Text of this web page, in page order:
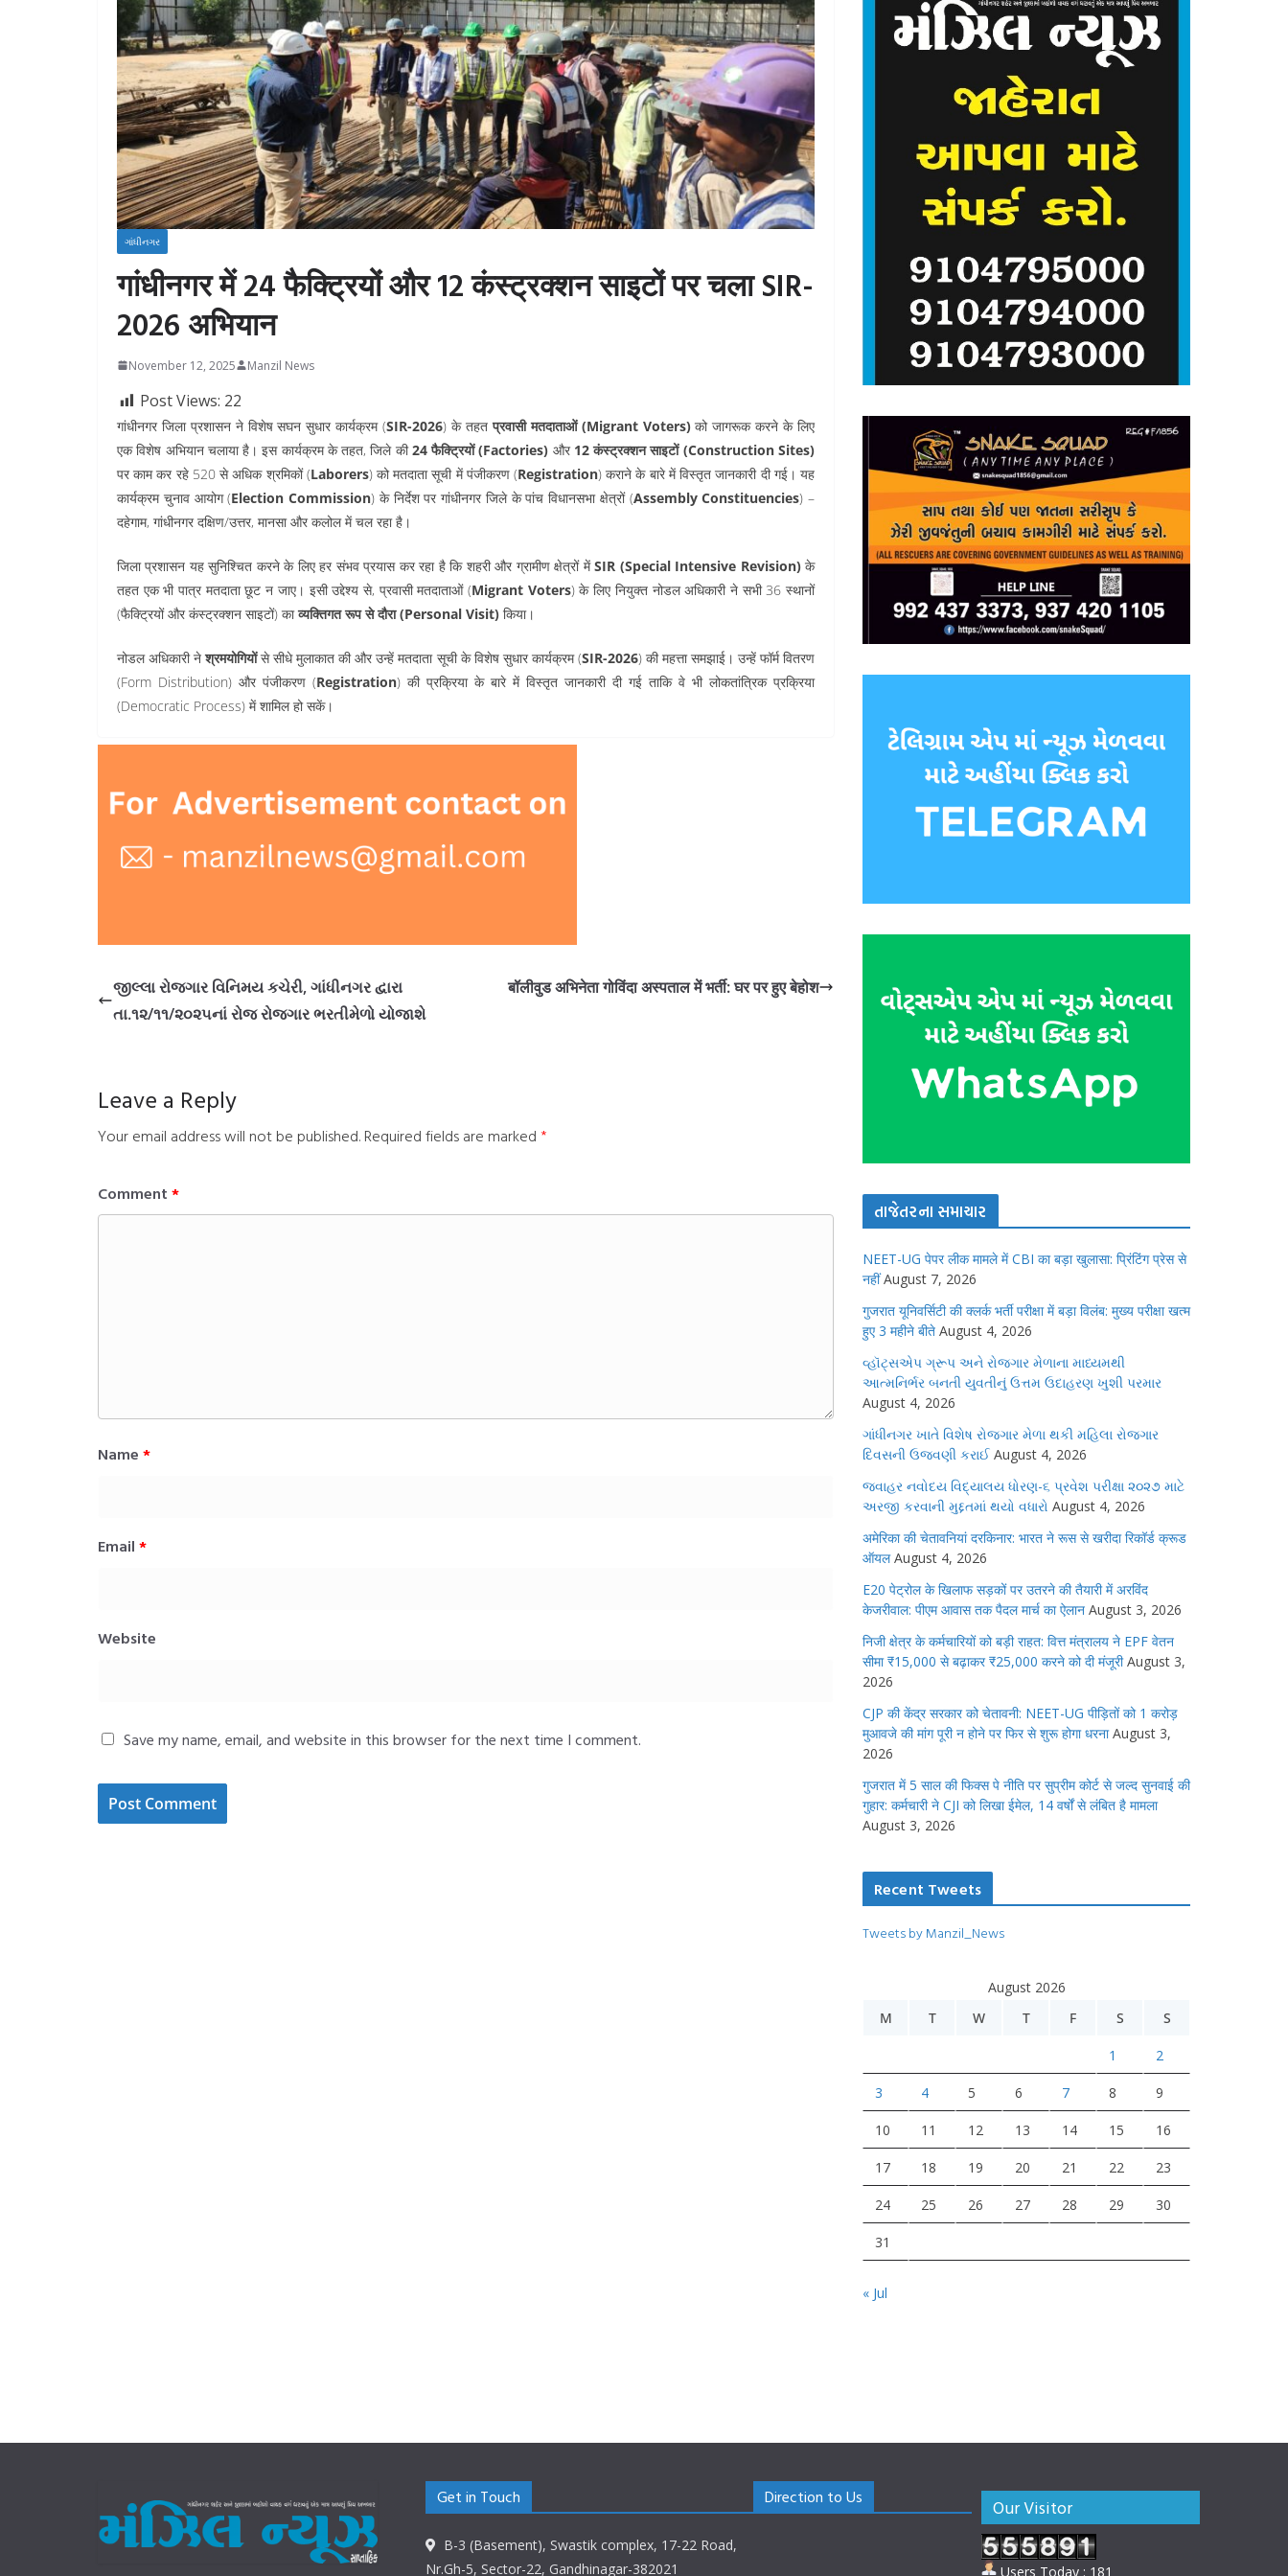
ગાંધીનગર
गांधीनगर में 24 फैक्ट्रियों और 12 कंस्ट्रक्शन साइटों पर चला SIR-
2026 अभियान
November 12, 2025 Manzil News
Post Views: 22
गांधीनगर जिला प्रशासन ने विशेष सघन सुधार कार्यक्रम (SIR-2026) के तहतप्रवासी मतदाताओं (Migrant Voters)को जागरूक करने के लिए
एक विशेष अभियान चलाया है। इस कार्यक्रम के तहत, जिले की24 फैक्ट्रियों (Factories) और 12 कंस्ट्रक्शन साइटों (Construction Sites)
पर काम कर रहे 520 से अधिक श्रमिकों (Laborers) को मतदाता सूची में पंजीकरण (Registration) कराने के बारे में विस्तृत जानकारी दी गई। यह
कार्यक्रम चुनाव आयोग (Election Commission) के निर्देश पर गांधीनगर जिले के पांच विधानसभा क्षेत्रों (Assembly Constituencies) –
दहेगाम, गांधीनगर दक्षिण/उत्तर, मानसा और कलोल में चल रहा है।
जिला प्रशासन यह सुनिश्चित करने के लिए हर संभव प्रयास कर रहा है कि शहरी और ग्रामीण क्षेत्रों मेंSIR (Special Intensive Revision)के
तहत एक भी पात्र मतदाता छूट न जाए। इसी उद्देश्य से, प्रवासी मतदाताओं (Migrant Voters) के लिए नियुक्त नोडल अधिकारी ने सभी 36 स्थानों
(फैक्ट्रियों और कंस्ट्रक्शन साइटों) काव्यक्तिगत रूप से दौरा (Personal Visit) किया।
नोडल अधिकारी नेश्रमयोगियोंसे सीधे मुलाकात की और उन्हें मतदाता सूची के विशेष सुधार कार्यक्रम (SIR-2026) की महत्ता समझाई। उन्हें फॉर्म वितरण
(Form Distribution) और पंजीकरण (Registration) की प्रक्रिया के बारे में विस्तृत जानकारी दी गई ताकि वे भी लोकतांत्रिक प्रक्रिया
(Democratic Process) में शामिल हो सकें।
જીલ્લા રોજગાર વિનિમય કચેરી, ગાંધીનગર દ્વારા
તા.૧૨/૧૧/૨૦૨૫નાં રોજ રોજગાર ભરતીમેળો યોજાશે
बॉलीवुड अभिनेता गोविंदा अस्पताल में भर्ती: घर पर हुए बेहोश
Leave a Reply
Your email address will not be published. Required fields are marked *
Comment *
Name *
Email *
Website
Save my name, email, and website in this browser for the next time I comment.
તાજેતરના સમાચાર
NEET-UG पेपर लीक मामले में CBI का बड़ा खुलासा: प्रिंटिंग प्रेस से
नहीं August 7, 2026
गुजरात यूनिवर्सिटी की क्लर्क भर्ती परीक्षा में बड़ा विलंब: मुख्य परीक्षा खत्म
हुए 3 महीने बीते August 4, 2026
વ્હૉટ્સએપ ગ્રૂપ અને રોજગાર મેળાના માધ્યમથી
આત્મનિર્ભર બનતી યુવતીનું ઉત્તમ ઉદાહરણ ખુશી પરમાર
August 4, 2026
ગાંધીનગર ખાતે વિશેષ રોજગાર મેળા થકી મહિલા રોજગાર
દિવસની ઉજવણી કરાઈ August 4, 2026
જવાહર નવોદય વિદ્યાલય ધોરણ-૬ પ્રવેશ પરીક્ષા ૨૦૨૭ માટે
અરજી કરવાની મુદ્દતમાં થયો વધારો August 4, 2026
अमेरिका की चेतावनियां दरकिनार: भारत ने रूस से खरीदा रिकॉर्ड क्रूड
ऑयल August 4, 2026
E20 पेट्रोल के खिलाफ सड़कों पर उतरने की तैयारी में अरविंद
केजरीवाल: पीएम आवास तक पैदल मार्च का ऐलान August 3, 2026
निजी क्षेत्र के कर्मचारियों को बड़ी राहत: वित्त मंत्रालय ने EPF वेतन
सीमा ₹15,000 से बढ़ाकर ₹25,000 करने को दी मंजूरी August 3,
2026
CJP की केंद्र सरकार को चेतावनी: NEET-UG पीड़ितों को 1 करोड़
मुआवजे की मांग पूरी न होने पर फिर से शुरू होगा धरना August 3,
2026
गुजरात में 5 साल की फिक्स पे नीति पर सुप्रीम कोर्ट से जल्द सुनवाई की
गुहार: कर्मचारी ने CJI को लिखा ईमेल, 14 वर्षों से लंबित है मामला
August 3, 2026
Recent Tweets
Tweets by Manzil_News
August 2026
M
T W T F S S
1 2
3 4 5 6 7 8 9
10 11 12 13 14 15 16
17 18 19 20 21 22 23
24 25 26 27 28 29 30
31
« Jul
Get in Touch
B-3 (Basement), Swastik complex, 17-22 Road,
Nr.Gh-5, Sector-22, Gandhinagar-382021
Direction to Us Our Visitor
Users Today : 181